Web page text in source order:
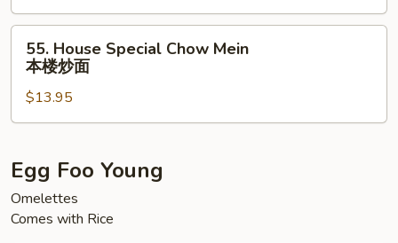
炒
面
55.
House
Special
Chow
Mein
楼
炒
面
55. House Special Chow Mein
本楼炒面
$13.95
Egg Foo Young
Omelettes
Comes with Rice